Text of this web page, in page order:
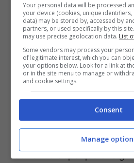
Giuseppe Mosconi, 68
nell’ospedale diPiacenza
settembre. Il pensionato
presso la struttura con
dall’infezione, ed è
parecchio tempo nel
intensiva. La suaautoera
parcheggiata all’esterno
attirando dopo qualche
Your personal data will be processed
your device (cookies, unique
data) may be stored by, accessed by
partners, or used specifically by this
may use precise geolocation data. List
Some vendors may process your
of legitimate interest, which you can
your options below. Look for a link at
or in the site menu to manage or
and cookie settings.
Consent
Manage